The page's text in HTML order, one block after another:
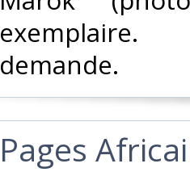
demande.‎
‎Pages